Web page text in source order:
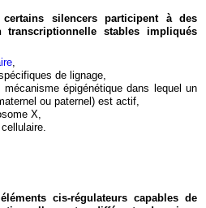
silencers participent à des
transcriptionnelle stables impliqués
de lignage,
, mécanisme épigénétique dans lequel un
ou paternel) est actif,
X,
cis-régulateurs capables de